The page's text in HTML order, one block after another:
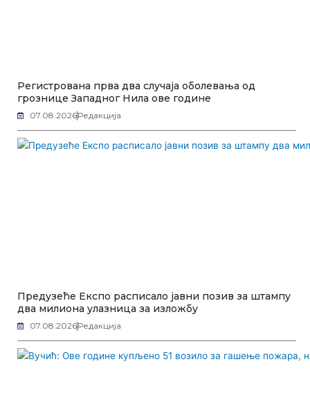
Регистрована прва два случаја оболевања од
грознице Западног Нила ове године
07.08.2026Редакција
Предузеће Експо расписало јавни позив за штампу
два милиона улазница за изложбу
07.08.2026Редакција